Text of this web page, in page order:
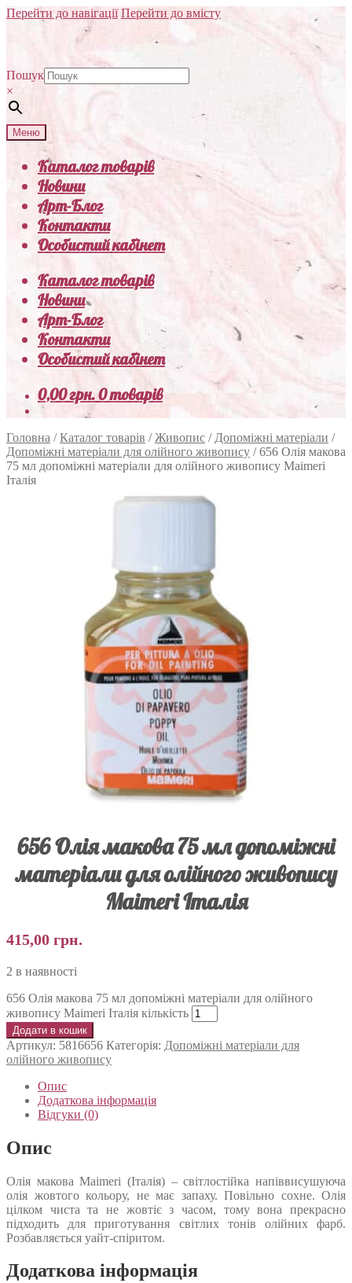
Перейти до навігації Перейти до вмісту
Пошук
×
Меню
Каталог товарів
Новини
Арт-Блог
Контакти
Особистий кабінет
Каталог товарів
Новини
Арт-Блог
Контакти
Особистий кабінет
0,00грн.0 товарів
Головна /Каталог товарів /Живопис / Допоміжні матеріали /
Допоміжні матеріали для олійного живопису /656 Олія макова
75 мл допоміжні матеріали для олійного живопису Maimeri
Італія
656 Олія макова 75 мл допоміжні
матеріали для олійного живопису
Maimeri Італія
415,00 грн.
2 в наявності
656 Олія макова 75 мл допоміжні матеріали для олійного
живопису Maimeri Італія кількість
Додати в кошик
Артикул: 5816656 Категорія: Допоміжні матеріали для
олійного живопису
Опис
Додаткова інформація
Відгуки (0)
Опис
Олія макова Maimeri (Італія) – світлостійка напіввисушуюча
олія жовтого кольору, не має запаху. Повільно сохне. Олія
цілком чиста та не жовтіє з часом, тому вона прекрасно
підходить для приготування світлих тонів олійних фарб.
Розбавляється уайт-спіритом.
Додаткова інформація